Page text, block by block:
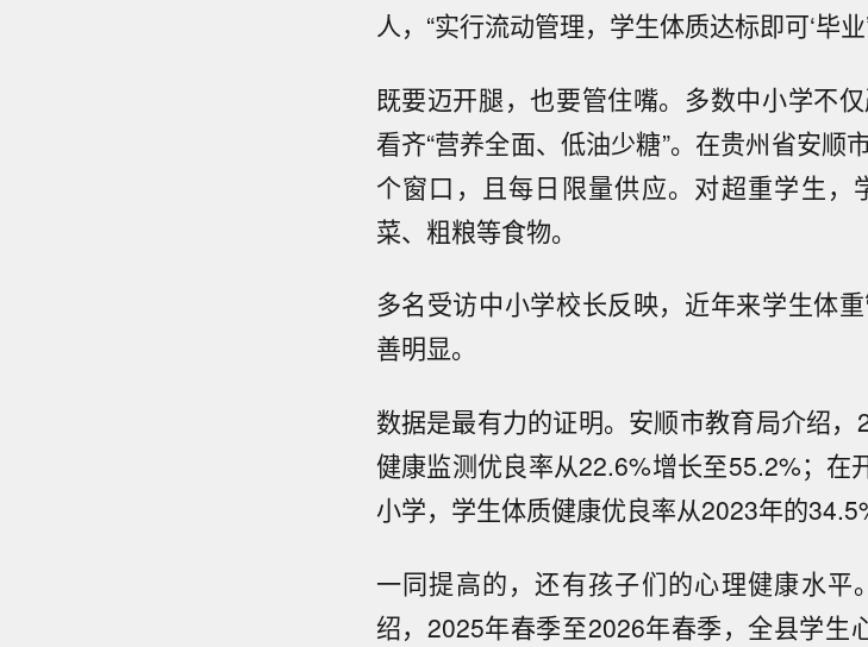
人，“实行流动管理，学生体质达标即可‘毕业
既要迈开腿，也要管住嘴。多数中小学不
看齐“营养全面、低油少糖”。在贵州省安顺
个窗口，且每日限量供应。对超重学生
菜、粗粮等食物。
多名受访中小学校长反映，近年来学生体
善明显。
数据是最有力的证明。安顺市教育局介绍
健康监测优良率从22.6%增长至55.2%；在
小学，学生体质健康优良率从2023年的
一同提高的，还有孩子们的心理健康水
绍，2025年春季至2026年春季，全县学生